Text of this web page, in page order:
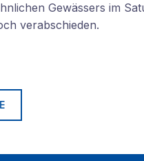
Gewässers im
verabschieden.